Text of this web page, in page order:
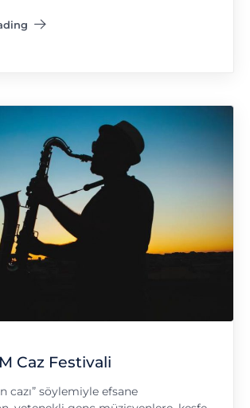
Caz Festivali"
Caz Festivali
cazı” söylemiyle efsane